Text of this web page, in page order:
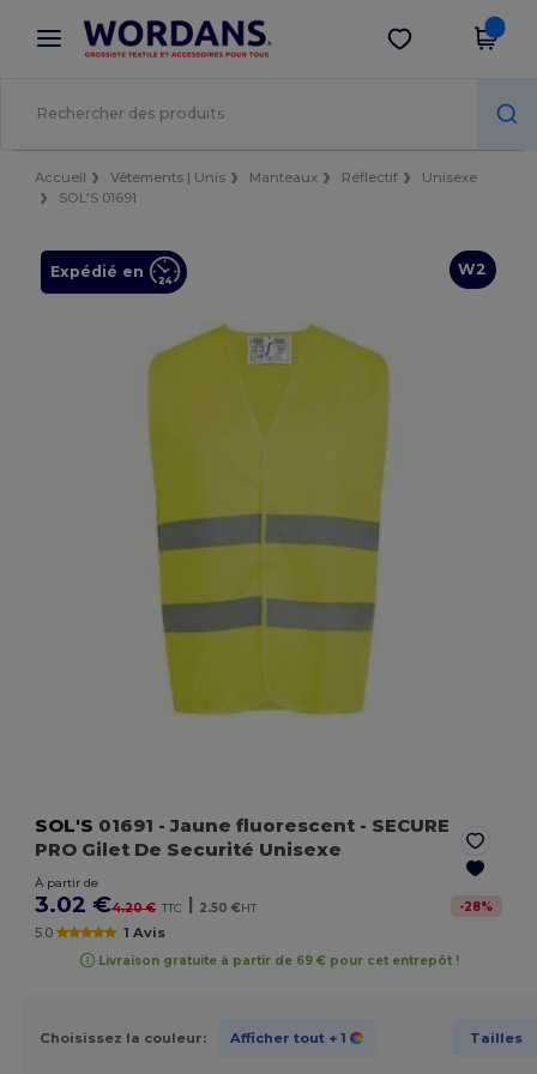
× Appli Wordans
Meilleurs prix sur l’app !
Obtenir l'appli
Accueil Vêtements | Unis Manteaux Réflectif
Unisexe
SOL'S 01691
W2
Expédié en
SOL'S 01691 - Jaune fluorescent - SECURE
PRO Gilet De Securité Unisexe
À partir de
3.02 €4.20 € TTC | 2.50 €HT -28%
5.0 1 Avis
Livraison gratuite à partir de 69 € pour cet entrepôt !
Choisissez la couleur: Afficher tout + 1 Tailles